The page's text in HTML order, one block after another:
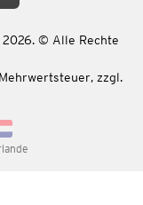
2026. © Alle Rechte
zzgl.